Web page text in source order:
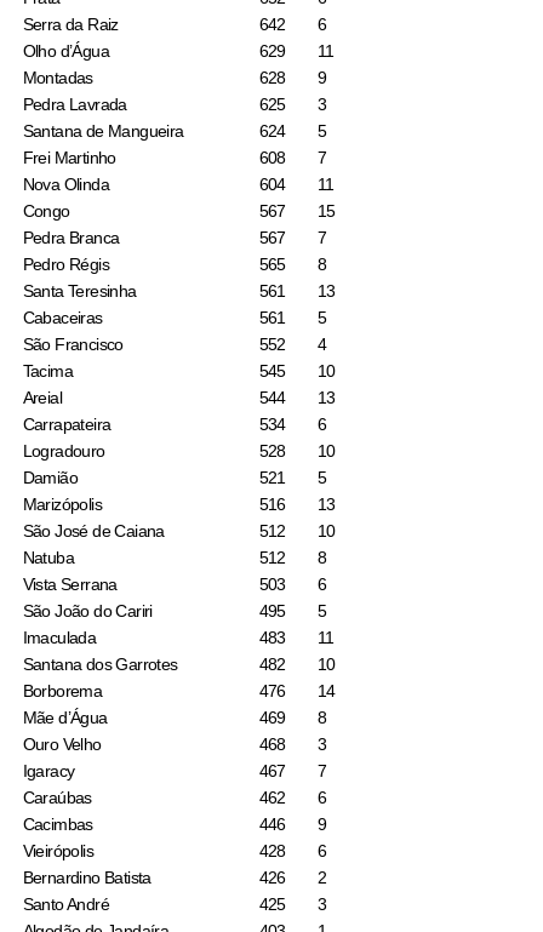
Serra da Raiz
642
6
Olho d’Água
629
11
Montadas
628
9
Pedra Lavrada
625
3
Santana de Mangueira
624
5
Frei Martinho
608
7
Nova Olinda
604
11
Congo
567
15
Pedra Branca
567
7
Pedro Régis
565
8
Santa Teresinha
561
13
Cabaceiras
561
5
São Francisco
552
4
Tacima
545
10
Areial
544
13
Carrapateira
534
6
Logradouro
528
10
Damião
521
5
Marizópolis
516
13
São José de Caiana
512
10
Natuba
512
8
Vista Serrana
503
6
São João do Cariri
495
5
Imaculada
483
11
Santana dos Garrotes
482
10
Borborema
476
14
Mãe d’Água
469
8
Ouro Velho
468
3
Igaracy
467
7
Caraúbas
462
6
Cacimbas
446
9
Vieirópolis
428
6
Bernardino Batista
426
2
Santo André
425
3